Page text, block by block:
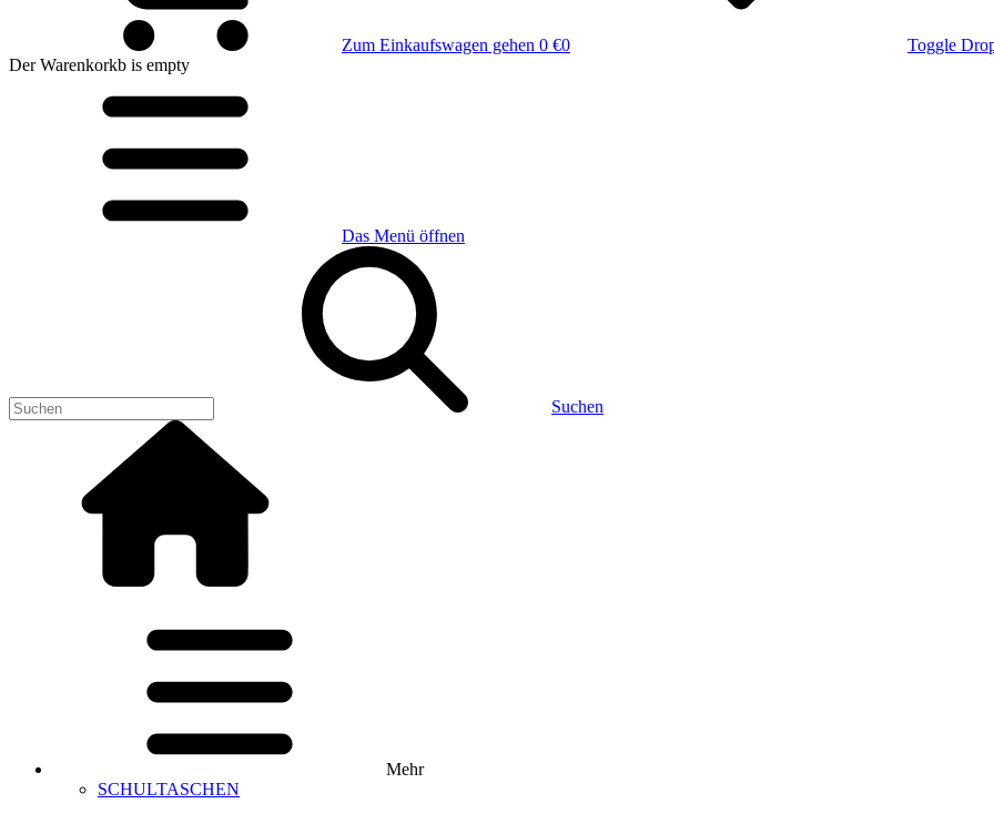
Zum Einkaufswagen gehen 0 €0
Toggle
Der Warenkorkb is empty
Das Menü öffnen
Suchen
Mehr
SCHULTASCHEN